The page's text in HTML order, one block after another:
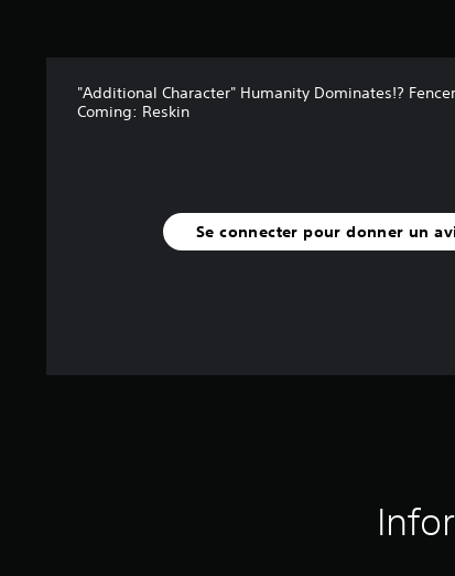
"Additional Character" Humanity Dominates!?
Coming: Reskin
Se connecter pour donner un